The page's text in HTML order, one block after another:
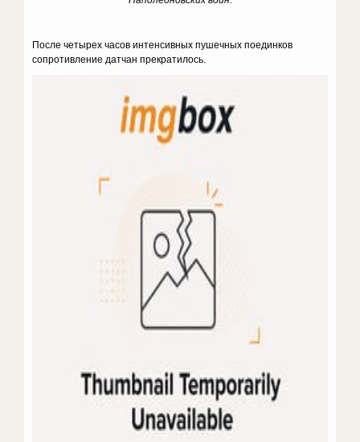
После четырех часов интенсивных пушечных поединков
сопротивление датчан прекратилось.